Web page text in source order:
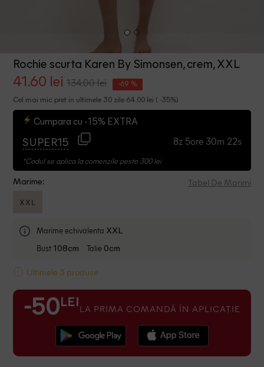
Rochie scurta Karen By Simonsen, crem, XXL
41.60 lei 134.00 lei -69 %
Cel mai mic pret in ultimele 30 zile 64.00 lei ( -35%)
Cumpara cu -15% EXTRA
SUPER15 8z 5ore 30m 21s
*Codul se aplica la comenzile peste 300 lei
Marime: Tabel De Marimi
XXL
Marime echivalenta XXL
Bust 108cm Talie 0cm
Ultimele 3 produse
-50 LEI LA PRIMA COMANDĂ ÎN APLICAȚIE